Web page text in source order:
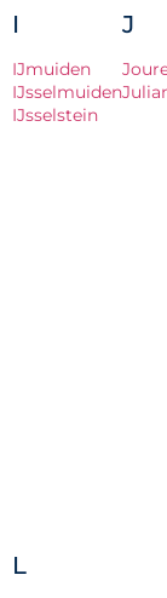
I
IJmuiden
IJsselmuiden
IJsselstein
J
L